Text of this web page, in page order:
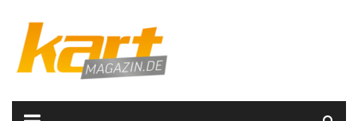
content